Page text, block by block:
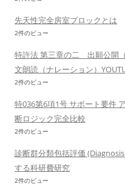
先天性完全房室ブロックとは
2件のビュー
特許法 第三章の二 出願公開
文朗読（ナレーション）
2件のビュー
特036第6項1号 サポート要件
断ロジック完全比較
2件のビュー
診断群分類包括評価
する科研費研究
2件のビュー